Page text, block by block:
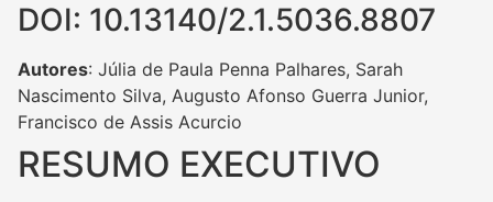
DOI: 10.13140/2.1.5036.8807
Autores: Júlia de Paula Penna Palhares, Sarah
Nascimento Silva, Augusto Afonso Guerra Junior,
Francisco de Assis Acurcio
RESUMO EXECUTIVO